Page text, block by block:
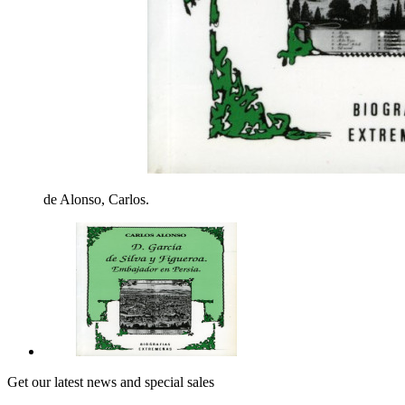
de Alonso, Carlos.
Get our latest news and special sales